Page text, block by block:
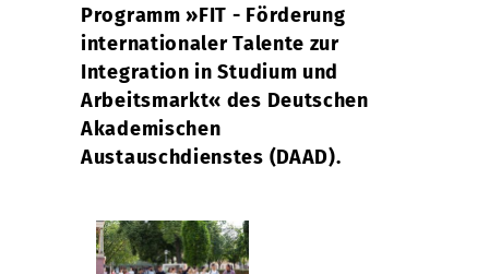
Programm »FIT - Förderung
internationaler Talente zur
Integration in Studium und
Arbeitsmarkt« des Deutschen
Akademischen
Austauschdienstes (DAAD).